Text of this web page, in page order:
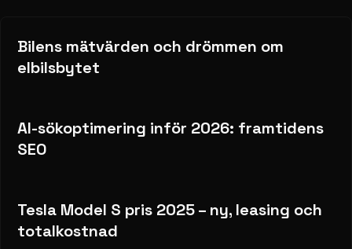
Bilens mätvärden och drömmen om
elbilsbytet
AI-sökoptimering inför 2026: framtidens
SEO
Tesla Model S pris 2025 – ny, leasing och
totalkostnad